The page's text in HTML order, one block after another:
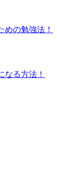
めの勉強法！
る方法！